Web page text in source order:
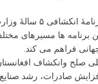
آقای غوریانی همچنین تاکید کرد که برنامۀ ملی صلح و
برنامه ها مسیرهای
فراهم می کند.
صلح وانکشاف
صادرات، رشد